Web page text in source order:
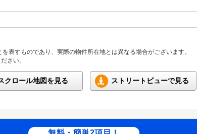
表すものであり、実際の物件所在地とは異なる場合がございます。
さい。
クロール地図を見る ストリートビューで見る